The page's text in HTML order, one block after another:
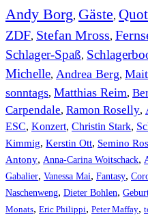
Andy Borg, Gäste,
ZDF, Stefan Mross,
Schlager-Spaß,
Michelle, Andrea Berg,
sonntags, Matthias Reim,
Carpendale, Ramon Roselly,
ESC, Konzert, Christin Stark,
Kimmig, Kerstin Ott, Semino
Antony, Anna-Carina Woitschack,
Gabalier, Vanessa Mai, Fantasy,
Naschenweng, Dieter Bohlen,
Monats, Eric Philippi, Peter Maffay,